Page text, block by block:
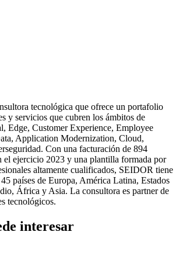
tecnológica que ofrece un portafolio
y servicios que cubren los ámbitos de
Edge, Customer Experience, Employee
Application Modernization, Cloud,
Con una facturación de 894
el ejercicio 2023 y una plantilla formada por
altamente cualificados, SEIDOR tiene
países de Europa, América Latina, Estados
África y Asia. La consultora es partner de
tecnológicos.
interesar